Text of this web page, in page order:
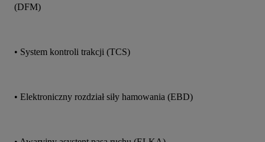
(DFM)
• System kontroli trakcji (TCS)
• Elektroniczny rozdział siły hamowania (EBD)